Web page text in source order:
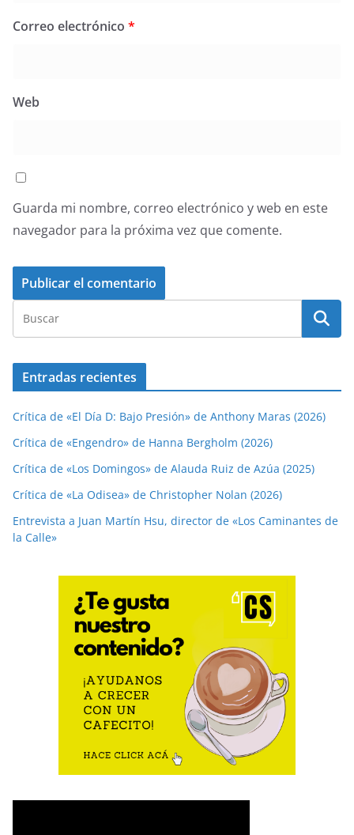
Correo electrónico *
Web
Guarda mi nombre, correo electrónico y web en este
navegador para la próxima vez que comente.
Entradas recientes
Crítica de «El Día D: Bajo Presión» de Anthony Maras (2026)
Crítica de «Engendro» de Hanna Bergholm (2026)
Crítica de «Los Domingos» de Alauda Ruiz de Azúa (2025)
Crítica de «La Odisea» de Christopher Nolan (2026)
Entrevista a Juan Martín Hsu, director de «Los Caminantes de
la Calle»